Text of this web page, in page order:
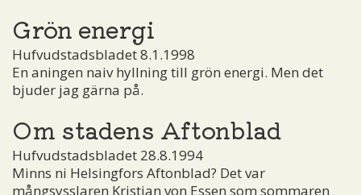
Grön energi
Hufvudstadsbladet 8.1.1998
En aningen naiv hyllning till grön energi. Men det
bjuder jag gärna på.
Om stadens Aftonblad
Hufvudstadsbladet 28.8.1994
Minns ni Helsingfors Aftonblad? Det var
mångsysslaren Kristian von Essen som sommaren